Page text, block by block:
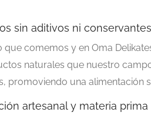
sin aditivos ni conservantes
que comemos y en Oma
naturales que nuestro
promoviendo una alimentación
artesanal y materia